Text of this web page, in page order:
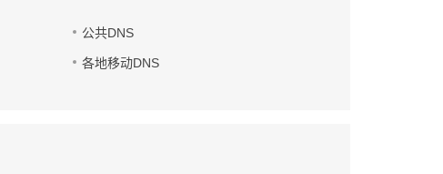
公共DNS
各地移动DNS